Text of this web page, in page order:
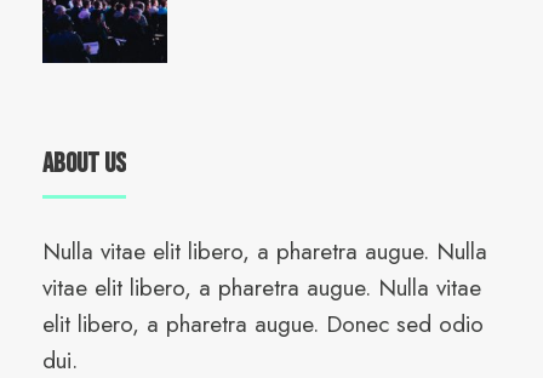
About Us
Nulla vitae elit libero, a pharetra augue. Nulla
vitae elit libero, a pharetra augue. Nulla vitae
elit libero, a pharetra augue. Donec sed odio
dui.